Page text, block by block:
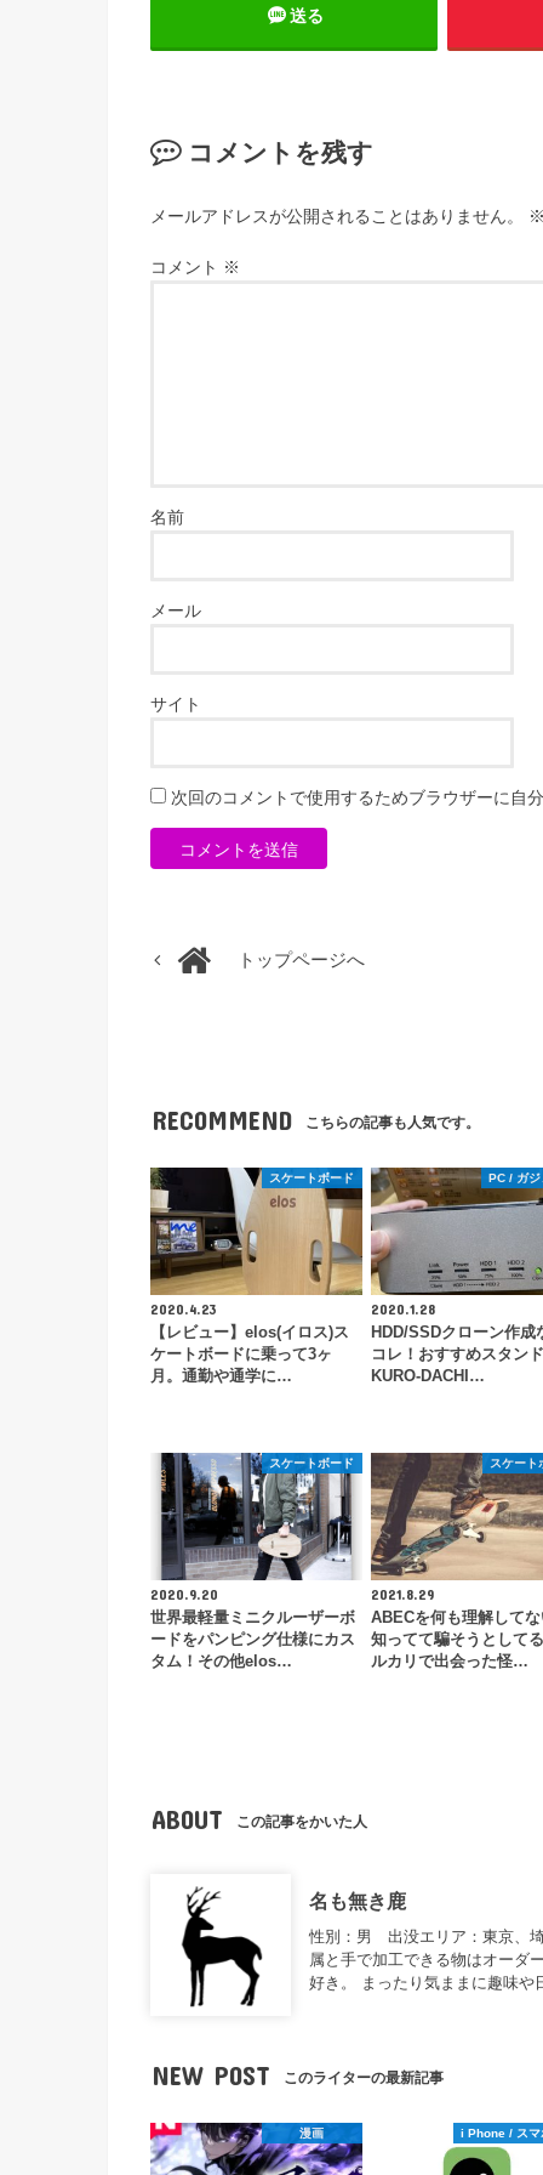
送る
コメントを残す
メールアドレスが公開されることはありません。
コメント ※
名前
メール
サイト
次回のコメントで使用するためブラウザーに自
トップページへ
RECOMMEND こちらの記事も人気です。
スケートボード
2020.4.23
【レビュー】elos(イロス)ス
ケートボードに乗って3ヶ
月。通勤や通学に…
PC / ガジ
2020.1.28
HDD/SSDクローン作成
コレ！おすすめスタンド
KURO-DACHI…
スケートボード
2020.9.20
世界最軽量ミニクルーザーボ
ードをパンピング仕様にカス
タム！その他elos…
スケート
2021.8.29
ABECを何も理解して
知ってて騙そうとして
ルカリで出会った怪…
ABOUT この記事をかいた人
名も無き鹿
性別：男 出没エリア：東京、
属と手で加工できる物はオーダ
好き。 まったり気ままに趣味や
NEW POST このライターの最新記事
漫画 i Phone / スマ